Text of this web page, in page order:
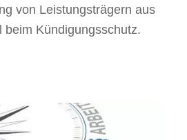
von Leistungsträgern aus
beim Kündigungsschutz.